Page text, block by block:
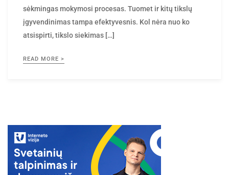
sėkmingas mokymosi procesas. Tuomet ir kitų tikslų
įgyvendinimas tampa efektyvesnis. Kol nėra nuo ko
atsispirti, tikslo siekimas […]
READ MORE >